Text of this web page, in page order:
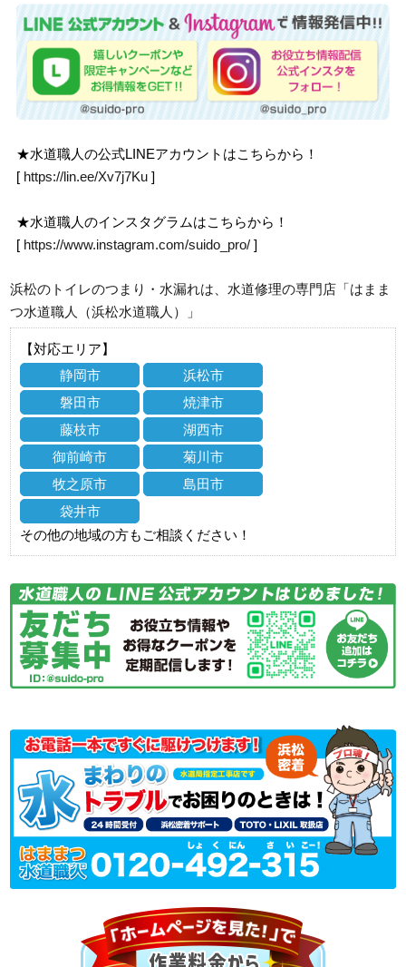
★水道職人の公式LINEアカウントはこちらから！
[ https://lin.ee/Xv7j7Ku ]
★水道職人のインスタグラムはこちらから！
[ https://www.instagram.com/suido_pro/ ]
浜松のトイレのつまり・水漏れは、水道修理の専門店「はまま
つ水道職人（浜松水道職人）」
【対応エリア】
静岡市
浜松市
磐田市
焼津市
藤枝市
湖西市
御前崎市
菊川市
牧之原市
島田市
袋井市
その他の地域の方もご相談ください！